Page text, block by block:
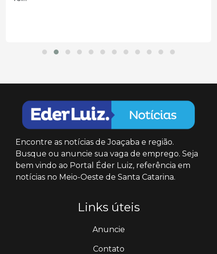
Encontre as notícias de Joaçaba e região.
Busque ou anuncie sua vaga de emprego. Seja
bem vindo ao Portal Éder Luiz, referência em
notícias no Meio-Oeste de Santa Catarina.
Links úteis
Anuncie
Contato